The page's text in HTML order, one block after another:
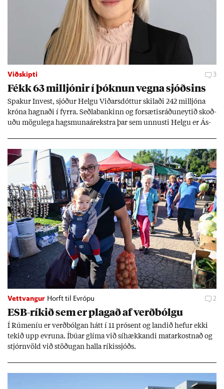
Viðskipti 3
Fékk 63 millj­ón­ir í þókn­un vegna sjóðs­ins
Spak­ur In­vest, sjóð­ur Helgu Við­ars­dótt­ur skil­aði 242 millj­óna
króna hagn­aði í fyrra. Seðla­bank­inn og for­sæt­is­ráðu­neyt­ið skoð­
uðu mögu­lega hags­muna­árekstra þar sem unnusti Helgu er Ás­
Vettvangur Horft til Evrópu 2
ESB-rík­ið sem er plag­að af verð­bólgu
Í Rúm­en­íu er verð­bólg­an hátt í 11 pró­sent og land­ið hef­ur ekki
tek­ið upp evr­una. Íbú­ar glíma við sí­hækk­andi mat­ar­kostn­að og
stjórn­völd við stöð­ug­an halla rík­is­sjóðs.